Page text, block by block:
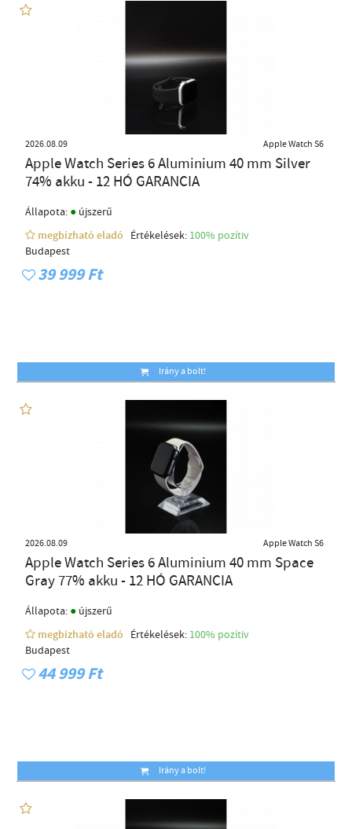
2026.08.09 Apple Watch S6
Apple Watch Series 6 Aluminium 40 mm Silver
74% akku - 12 HÓ GARANCIA
Állapota: ● újszerű
megbízható eladó
Értékelések: 100% pozítiv
Budapest
39 999 Ft
Irány a bolt!
2026.08.09 Apple Watch S6
Apple Watch Series 6 Aluminium 40 mm Space
Gray 77% akku - 12 HÓ GARANCIA
Állapota: ● újszerű
megbízható eladó
Értékelések: 100% pozítiv
Budapest
44 999 Ft
Irány a bolt!